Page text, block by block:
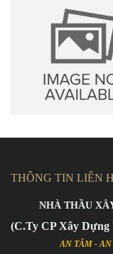
THÔNG TIN LIÊN
NHÀ THẦU XÂY
(C.Ty CP Xây
AN TÂM -